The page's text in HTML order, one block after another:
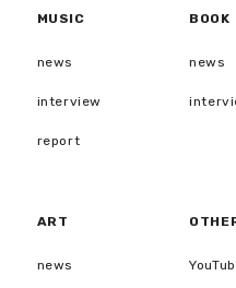
MUSIC
news
interview
report
BOOK
news
ART
news